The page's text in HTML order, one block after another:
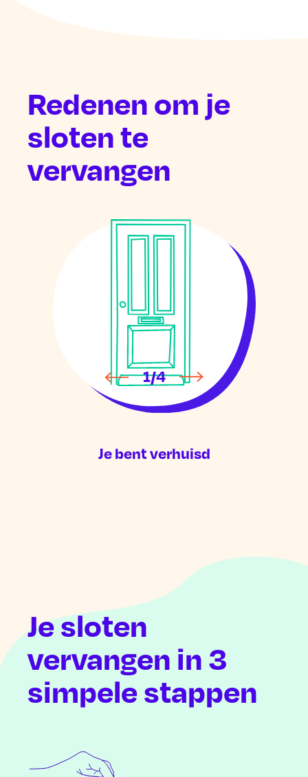
Redenen om je
sloten te
vervangen
Je bent verhuisd
1/4
Je sloten
vervangen in 3
simpele stappen